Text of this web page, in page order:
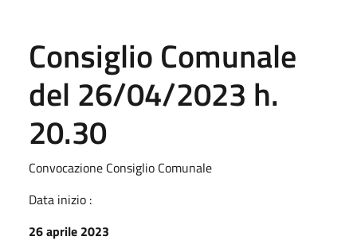
Consiglio Comunale
del 26/04/2023 h.
20.30
Convocazione Consiglio Comunale
Data inizio :
26 aprile 2023